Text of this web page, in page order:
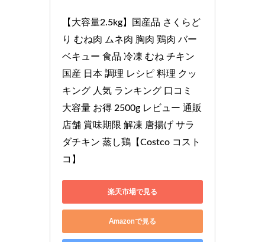
【大容量2.5kg】国産品 さくらど
り むね肉 ムネ肉 胸肉 鶏肉 バー
ベキュー 食品 冷凍 むね チキン
国産 日本 調理 レシピ 料理 クッ
キング 人気 ランキング 口コミ
大容量 お得 2500g レビュー 通販
店舗 賞味期限 解凍 唐揚げ サラ
ダチキン 蒸し鶏【Costco コスト
コ】
楽天市場で見る
Amazonで見る